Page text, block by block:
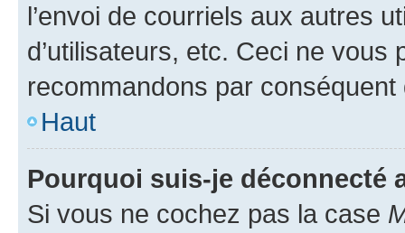
l’envoi de courriels aux autres
d’utilisateurs, etc. Ceci ne vous
recommandons par conséquent
Haut
Pourquoi suis-je déconnecté
Si vous ne cochez pas la case